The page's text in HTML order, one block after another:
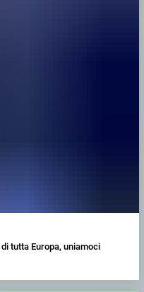
tutta Europa, uniamoci